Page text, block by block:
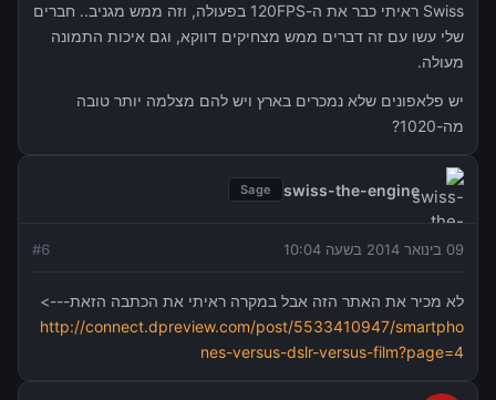
Swiss ראיתי כבר את ה-120FPS בפעולה, וזה ממש מגניב.. חברים
שלי עשו עם זה דברים ממש מצחיקים דווקא, וגם איכות התמונה
מעולה.
יש פלאפונים שלא נמכרים בארץ ויש להם מצלמה יותר טובה
מה-1020?
swiss-the-engine
Sage
09 בינואר 2014 בשעה 10:04 #6
לא מכיר את האתר הזה אבל במקרה ראיתי את הכתבה הזאת--->
http://connect.dpreview.com/post/5533410947/smartpho
nes-versus-dslr-versus-film?page=4